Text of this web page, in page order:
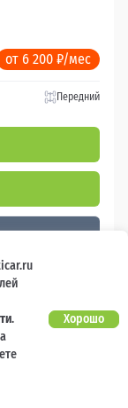
от 6 200 ₽/мес
Передний
.
Хорошо